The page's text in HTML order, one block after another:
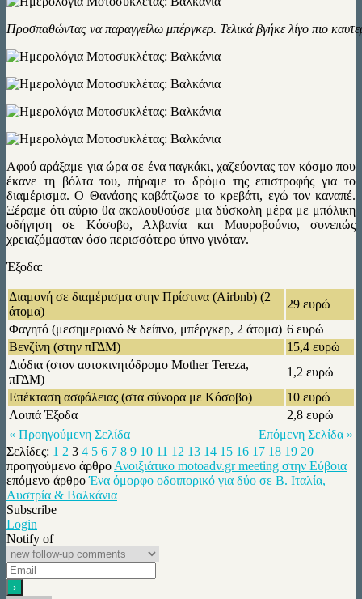
Προσπαθώντας να παραγγείλω μπέργκερ. Τελικά βγήκε λίγο πιο
Αφού αράξαμε για ώρα σε ένα παγκάκι, χαζεύοντας τον κόσμο που
έκανε τη βόλτα του, πήραμε το δρόμο της επιστροφής για το
διαμέρισμα. Ο Θανάσης καβάτζωσε το κρεβάτι, εγώ τον καναπέ.
Ξέραμε ότι αύριο θα ακολουθούσε μια δύσκολη μέρα με μπόλικη
οδήγηση σε Κόσοβο, Αλβανία και Μαυροβούνιο, συνεπώς
χρειαζόμασταν όσο περισσότερο ύπνο γινόταν.
Έξοδα:
Διαμονή σε διαμέρισμα στην Πρίστινα (Airbnb) (2
άτομα)
29 ευρώ
Φαγητό (μεσημεριανό & δείπνο, μπέργκερ, 2 άτομα) 6 ευρώ
Βενζίνη (στην πΓΔΜ)
15,4 ευρώ
Διόδια (στον αυτοκινητόδρομο Mother Tereza,
πΓΔΜ)
1,2 ευρώ
Επέκταση ασφάλειας (στα σύνορα με Κόσοβο)
10 ευρώ
Λοιπά Έξοδα
2,8 ευρώ
« Προηγούμενη Σελίδα
Επόμενη Σελίδα »
Σελίδες: 1 2 3 4 5 6 7 8 9 10 11 12 13 14 15 16 17 18 19 20
προηγούμενο άρθρο Ανοιξιάτικο motoadv.gr meeting στην Εύβοια
επόμενο άρθροΈνα όμορφο οδοιπορικό για δύο σε Β. Ιταλία,
Αυστρία & Βαλκάνια
Subscribe
Login
Notify of